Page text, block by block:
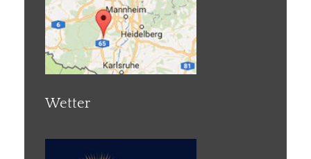
Wetter